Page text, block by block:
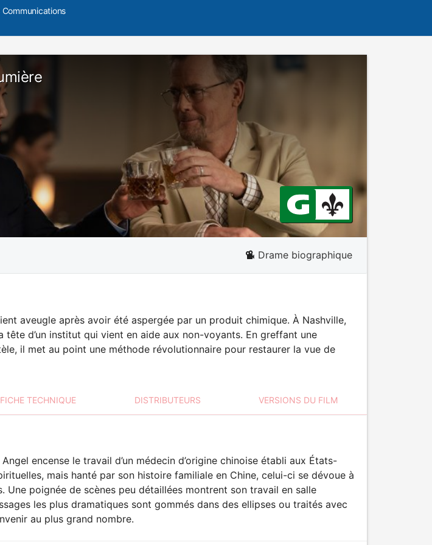
Drame biographique
aveugle après avoir été aspergée par un produit chimique. À Nashville,
tête d’un institut qui vient en aide aux non-voyants. En greffant une
il met au point une méthode révolutionnaire pour restaurer la vue de
FICHE TECHNIQUE DISTRIBUTEURS VERSIONS DU FILM
encense le travail d’un médecin d’origine chinoise établi aux États-
mais hanté par son histoire familiale en Chine, celui-ci se dévoue à
Une poignée de scènes peu détaillées montrent son travail en salle
les plus dramatiques sont gommés dans des ellipses ou traités avec
au plus grand nombre.